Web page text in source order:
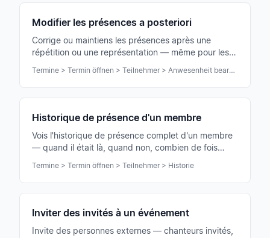
Modifier les présences a posteriori
Corrige ou maintiens les présences après une
répétition ou une représentation — même pour les
Important pour statistiques et déclarations à la
fédération.
Termine > Termin öffnen > Teilnehmer > Anwesenheit bearbeiten
Historique de présence d'un membre
Vois l'historique de présence complet d'un membre
— quand il était là, quand non, combien de fois
jubilés et statistique.
Termine > Termin öffnen > Teilnehmer > Historie
Inviter des invités à un événement
Invite des personnes externes — chanteurs invités,